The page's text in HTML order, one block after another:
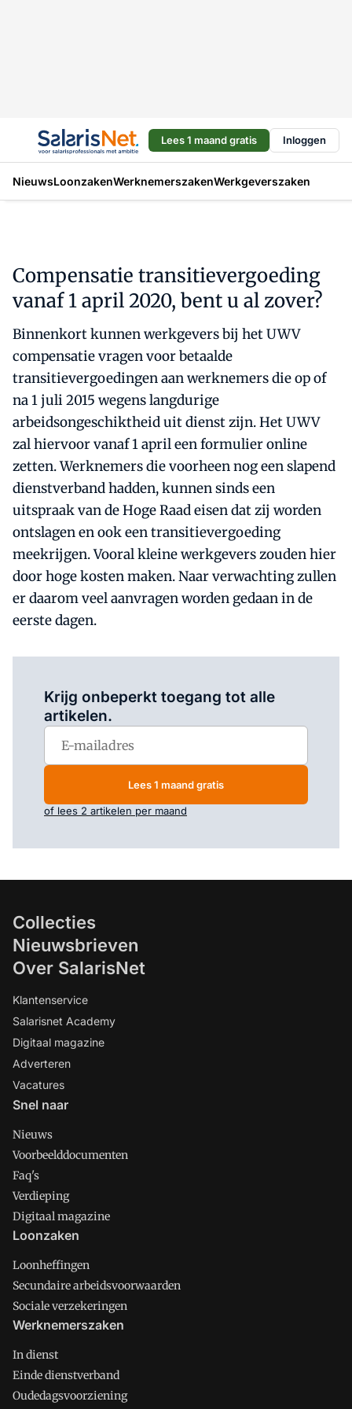
Lees 1 maand gratis Inloggen
NieuwsLoonzakenWerknemerszakenWerkgeverszaken
Compensatie transitievergoeding
vanaf 1 april 2020, bent u al zover?
Binnenkort kunnen werkgevers bij het UWV
compensatie vragen voor betaalde
transitievergoedingen aan werknemers die op of
na 1 juli 2015 wegens langdurige
arbeidsongeschiktheid uit dienst zijn. Het UWV
zal hiervoor vanaf 1 april een formulier online
zetten. Werknemers die voorheen nog een slapend
dienstverband hadden, kunnen sinds een
uitspraak van de Hoge Raad eisen dat zij worden
ontslagen en ook een transitievergoeding
meekrijgen. Vooral kleine werkgevers zouden hier
door hoge kosten maken. Naar verwachting zullen
er daarom veel aanvragen worden gedaan in de
eerste dagen.
Krijg onbeperkt toegang tot alle
artikelen.
Lees 1 maand gratis
of lees 2 artikelen per maand
Collecties
Nieuwsbrieven
Over SalarisNet
Klantenservice
Salarisnet Academy
Digitaal magazine
Adverteren
Vacatures
Snel naar
Nieuws
Voorbeelddocumenten
Faq's
Verdieping
Digitaal magazine
Loonzaken
Loonheffingen
Secundaire arbeidsvoorwaarden
Sociale verzekeringen
Werknemerszaken
In dienst
Einde dienstverband
Oudedagsvoorziening